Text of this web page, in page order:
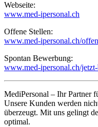
Webseite:
www.med-ipersonal.ch
Offene Stellen:
www.med-ipersonal.ch/
Spontan Bewerbung:
www.med-ipersonal.ch/
MediPersonal – Ihr Partner
Unsere Kunden werden
überzeugt. Mit uns gelingt
optimal.